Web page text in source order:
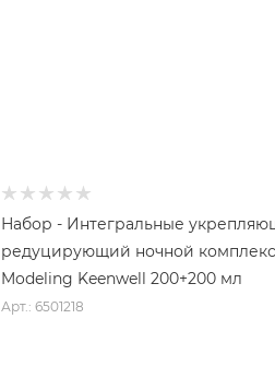
Набор - Интегральные
редуцирующий ночной
Modeling Keenwell 200+200 мл
Арт.: 6501218